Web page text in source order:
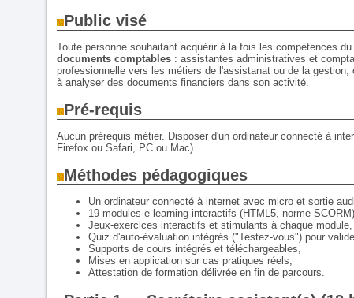
Public visé
Toute personne souhaitant acquérir à la fois les compétences du
documents comptables : assistantes administratives et
professionnelle vers les métiers de l'assistanat ou de la
à analyser des documents financiers dans son activité.
Pré-requis
Aucun prérequis métier. Disposer d'un ordinateur connecté à
Firefox ou Safari, PC ou Mac).
Méthodes pédagogiques
Un ordinateur connecté à internet avec micro et sortie
19 modules e-learning interactifs (HTML5, norme
Jeux-exercices interactifs et stimulants à chaque module,
Quiz d'auto-évaluation intégrés ("Testez-vous") pour
Supports de cours intégrés et téléchargeables,
Mises en application sur cas pratiques réels,
Attestation de formation délivrée en fin de parcours.